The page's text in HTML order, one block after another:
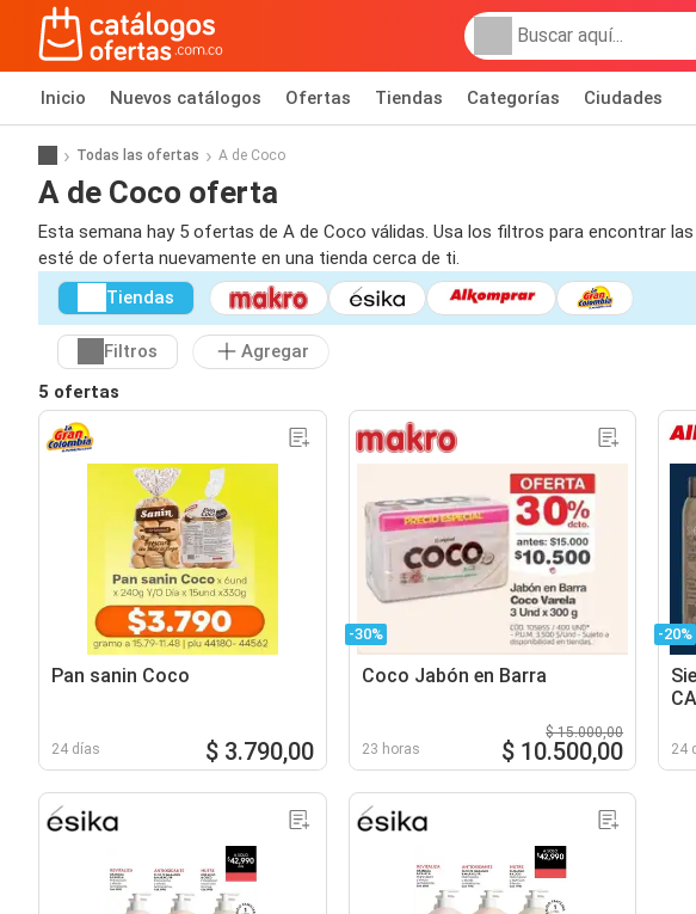
Inicio Nuevos catálogos Ofertas Tiendas Categorías Ciudades
Todas las ofertas A de Coco
A de Coco oferta
Esta semana hay 5 ofertas de A de Coco válidas. Usa los filtros para encontrar
esté de oferta nuevamente en una tienda cerca de ti.
Tiendas
Filtros
Agregar
5 ofertas
Pan sanin Coco
24 días $ 3.790,00
-30%
Coco Jabón en Barra
23 horas
$ 15.000,00
$ 10.500,00
-20%
24